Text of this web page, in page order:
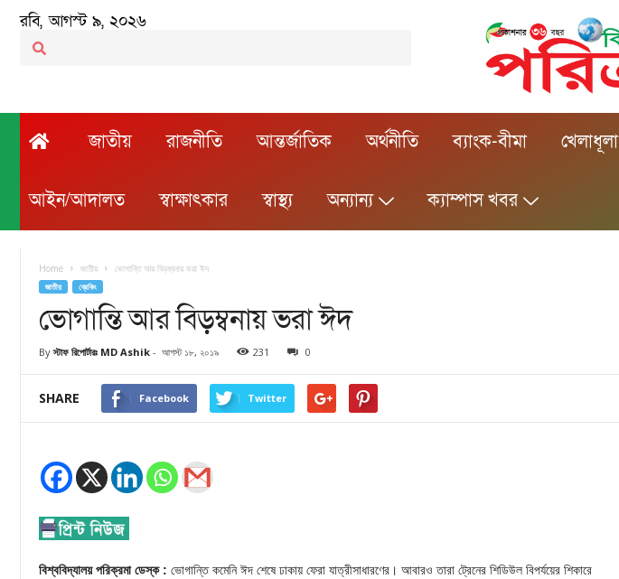
রবি, আগস্ট ৯, ২০২৬
জাতীয় রাজনীতি আন্তর্জাতিক অর্থনীতি ব্যাংক-বীমা খেলাধূলা
আইন/আদালত স্বাক্ষাৎকার স্বাস্থ্য অন্যান্য ক্যাম্পাস খবর
Home জাতীয় ভোগান্তি আর বিড়ম্বনায় ভরা ঈদ
জাতীয় ব্রেকিং
ভোগান্তি আর বিড়ম্বনায় ভরা ঈদ
By স্টাফ রিপোর্টারঃ MD Ashik - আগস্ট ১৮, ২০১৯ 231 0
SHARE Facebook Twitter
বিশ্ববিদ্যালয় পরিক্রমা ডেস্ক : ভোগান্তি কমেনি ঈদ শেষে ঢাকায় ফেরা যাত্রীসাধারণের। আবারও তারা ট্রেনের শিডিউল বিপর্যয়ের শিকারে